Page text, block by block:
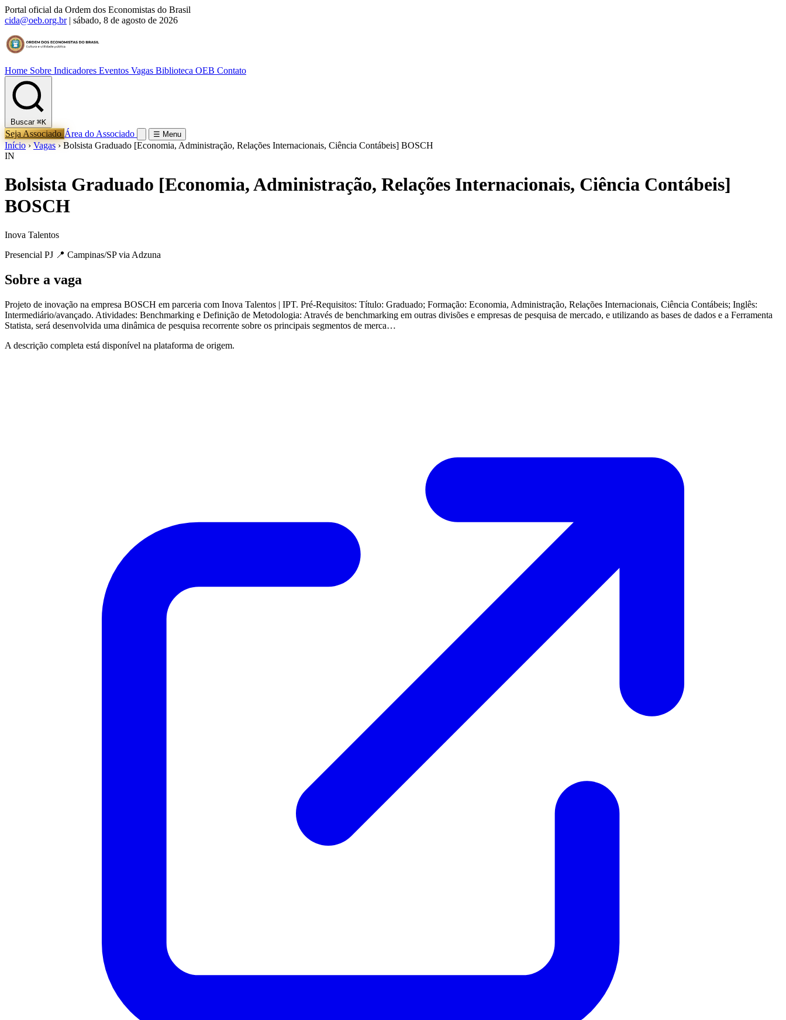
Portal oficial da Ordem dos Economistas do Brasil
cida@oeb.org.br | sábado, 8 de agosto de 2026
Home Sobre Indicadores Eventos Vagas Biblioteca OEB Contato
Buscar ⌘K
Seja AssociadoÁrea do Associado ☰ Menu
Início › Vagas › Bolsista Graduado [Economia, Administração, Relações Internacionais, Ciência Contábeis] BOSCH
IN
Bolsista Graduado [Economia, Administração, Relações Internacionais, Ciência Contábeis]
BOSCH
Inova Talentos
Presencial PJ 📍 Campinas/SPvia Adzuna
Sobre a vaga
Projeto de inovação na empresa BOSCH em parceria com Inova Talentos | IPT. Pré-Requisitos: Título: Graduado; Formação: Economia, Administração, Relações Internacionais, Ciência Contábeis; Inglês:
Intermediário/avançado. Atividades: Benchmarking e Definição de Metodologia: Através de benchmarking em outras divisões e empresas de pesquisa de mercado, e utilizando as bases de dados e a Ferramenta
Statista, será desenvolvida uma dinâmica de pesquisa recorrente sobre os principais segmentos de merca…
A descrição completa está disponível na plataforma de origem.